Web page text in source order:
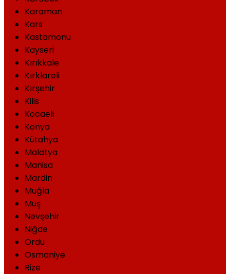
Karaman
Kars
Kastamonu
Kayseri
Kırıkkale
Kırklareli
Kırşehir
Kilis
Kocaeli
Konya
Kütahya
Malatya
Manisa
Mardin
Muğla
Muş
Nevşehir
Niğde
Ordu
Osmaniye
Rize